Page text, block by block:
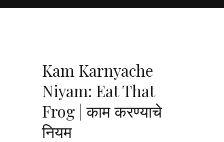
Kam Karnyache
Niyam: Eat That
Frog | काम करण्याचे
नियम